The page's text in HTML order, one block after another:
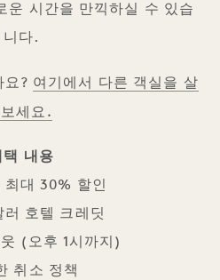
운 시간을 만끽하실 수 있습
니다.
요? 여기에서 다른 객실을 살
세요.
택 내용
최대 30% 할인
러 호텔 크레딧
(오후 1시까지)
취소 정책